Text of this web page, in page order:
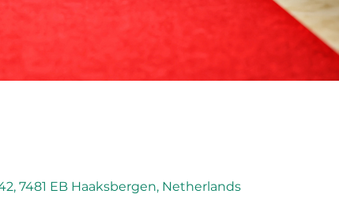
7481 EB Haaksbergen, Netherlands